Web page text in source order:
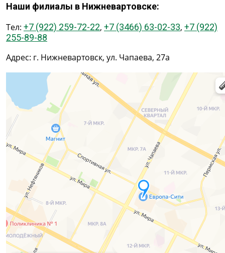
Наши филиалы в Нижневартовске:
Тел: +7 (922) 259-72-22, +7 (3466) 63-02-33, +7 (922)
255-89-88
Адрес: г. Нижневартовск, ул. Чапаева, 27а